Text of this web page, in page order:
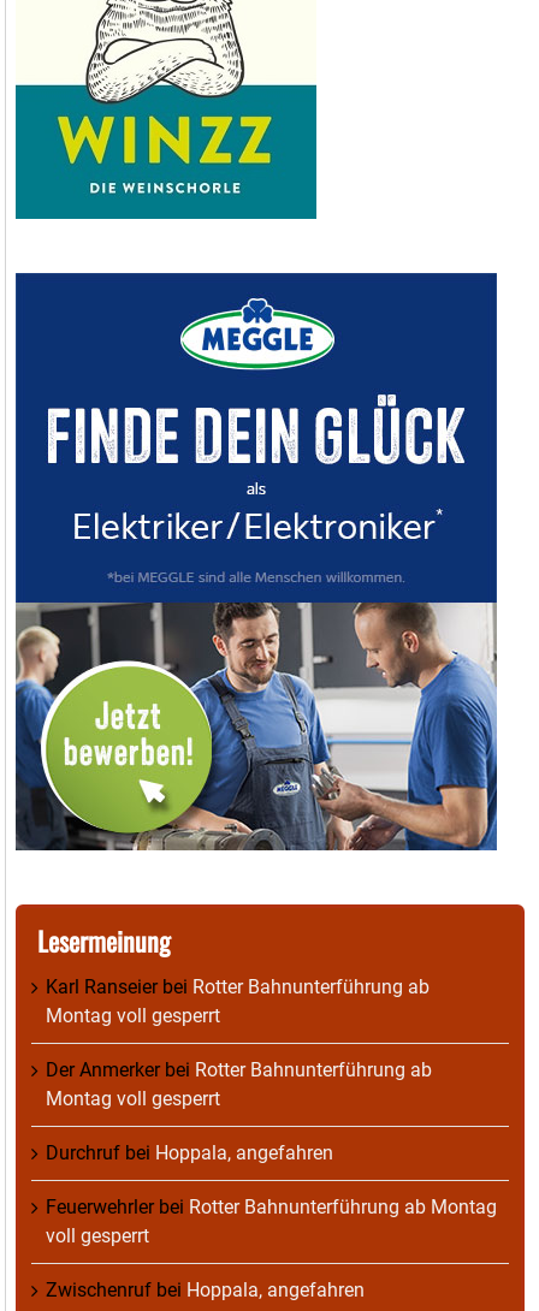
Lesermeinung
Karl Ranseierbei Rotter Bahnunterführung ab
Montag voll gesperrt
Der Anmerkerbei Rotter Bahnunterführung ab
Montag voll gesperrt
Durchruf bei Hoppala, angefahren
Feuerwehrlerbei Rotter Bahnunterführung ab Montag
voll gesperrt
Zwischenruf bei Hoppala, angefahren